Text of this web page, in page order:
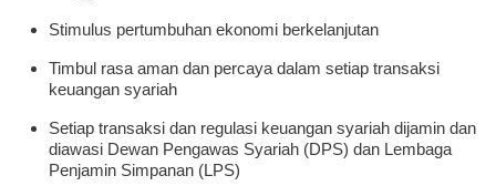
Stimulus pertumbuhan ekonomi berkelanjutan
Timbul rasa aman dan percaya dalam setiap transaksi
keuangan syariah
Setiap transaksi dan regulasi keuangan syariah dijamin dan
diawasi Dewan Pengawas Syariah (DPS) dan Lembaga
Penjamin Simpanan (LPS)